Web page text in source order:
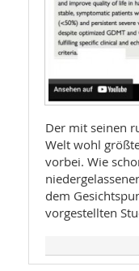
Der mit seinen
Welt wohl
vorbei. Wie
dem
vorgestellten